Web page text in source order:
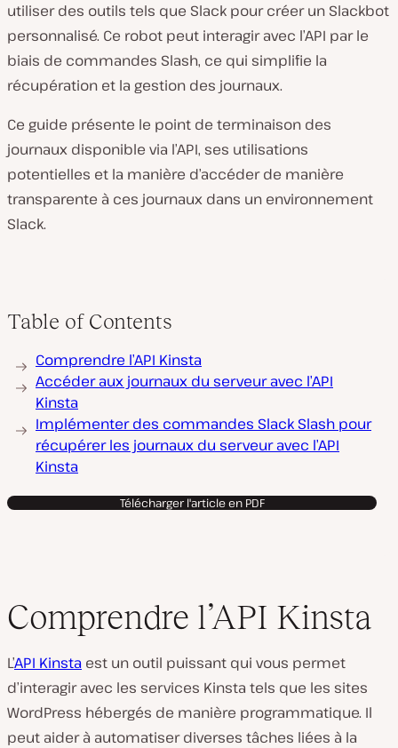
utiliser des outils tels que Slack pour créer un Slackbot
personnalisé. Ce robot peut interagir avec l’API par le
biais de commandes Slash, ce qui simplifie la
récupération et la gestion des journaux.
Ce guide présente le point de terminaison des
journaux disponible via l’API, ses utilisations
potentielles et la manière d’accéder de manière
transparente à ces journaux dans un environnement
Slack.
Table of Contents
Comprendre l’API Kinsta
Accéder aux journaux du serveur avec l’API
Kinsta
Implémenter des commandes Slack Slash pour
récupérer les journaux du serveur avec l’API
Kinsta
Télécharger l'article en PDF
Comprendre l’API Kinsta
L’API Kinsta est un outil puissant qui vous permet
d’interagir avec les services Kinsta tels que les sites
WordPress hébergés de manière programmatique. Il
peut aider à automatiser diverses tâches liées à la